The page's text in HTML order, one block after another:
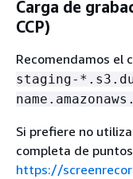
Carga de
CCP)
Recomendamos el
staging-
Si prefiere no
completa de
https://